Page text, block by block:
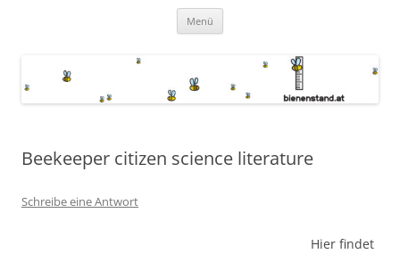
Menü
Beekeeper citizen science literature
Schreibe eine Antwort
Hier findet